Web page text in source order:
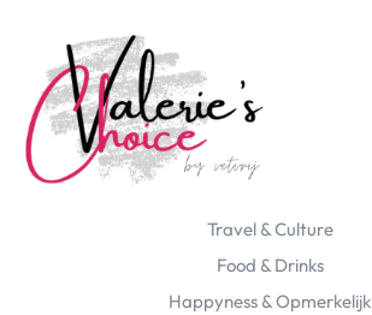
Travel & Culture
Food & Drinks
Happyness & Opmerkelijk